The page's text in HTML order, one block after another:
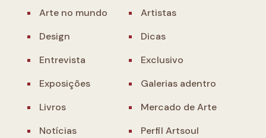
Arte no mundo
Artistas
Design
Dicas
Entrevista
Exclusivo
Exposições
Galerias adentro
Livros
Mercado de Arte
Notícias
Perfil Artsoul